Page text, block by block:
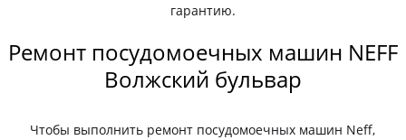
гарантию.
Ремонт посудомоечных машин NEFF
Волжский бульвар
Чтобы выполнить ремонт посудомоечных машин Neff,